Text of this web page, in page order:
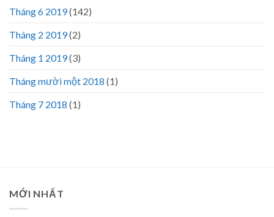
Tháng 6 2019(142)
Tháng 2 2019(2)
Tháng 1 2019(3)
Tháng mười một 2018 (1)
Tháng 7 2018 (1)
MỚI NHẤT